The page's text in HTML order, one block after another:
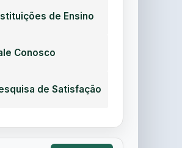
de Ensino
Conosco
de Satisfação